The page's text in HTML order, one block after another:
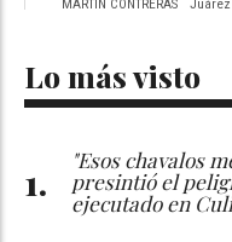
MARTIN CONTRERAS Juárez
Lo más visto
"Esos chavalos
presintió el
ejecutado en